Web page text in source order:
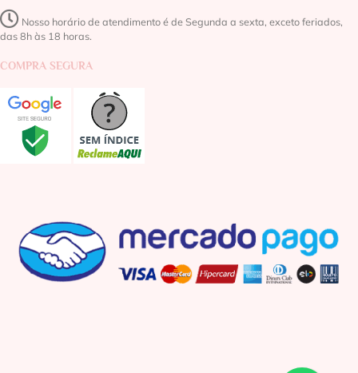
Nosso horário de atendimento é de Segunda a sexta, exceto feriados,
das 8h às 18 horas.
COMPRA SEGURA